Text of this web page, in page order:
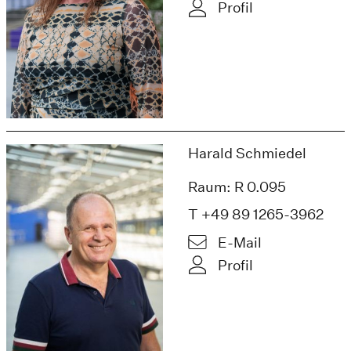
Profil
Harald Schmiedel
Raum: R 0.095
T +49 89 1265-3962
E-Mail
Profil